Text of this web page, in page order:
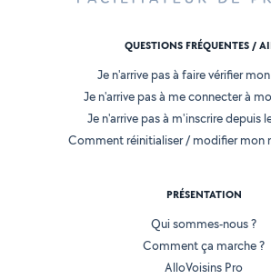
QUESTIONS FRÉQUENTES /
Je n'arrive pas à faire vérifier
Je n'arrive pas à me connecter à
Je n'arrive pas à m'inscrire depuis
Comment réinitialiser / modifier mon
PRÉSENTATION
Qui sommes-nous ?
Comment ça marche ?
AlloVoisins Pro